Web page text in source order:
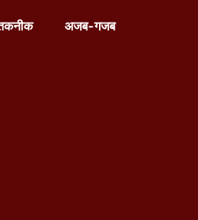
अजब-गजब